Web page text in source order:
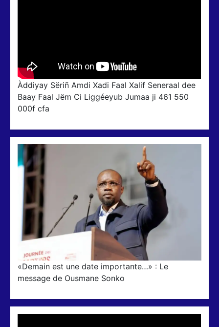
Àddiyay Sëriñ Amdi Xadi Faal Xalif Seneraal dee
Baay Faal Jëm Ci Liggéeyub Jumaa ji 461 550
000f cfa
«Demain est une date importante…» : Le
message de Ousmane Sonko